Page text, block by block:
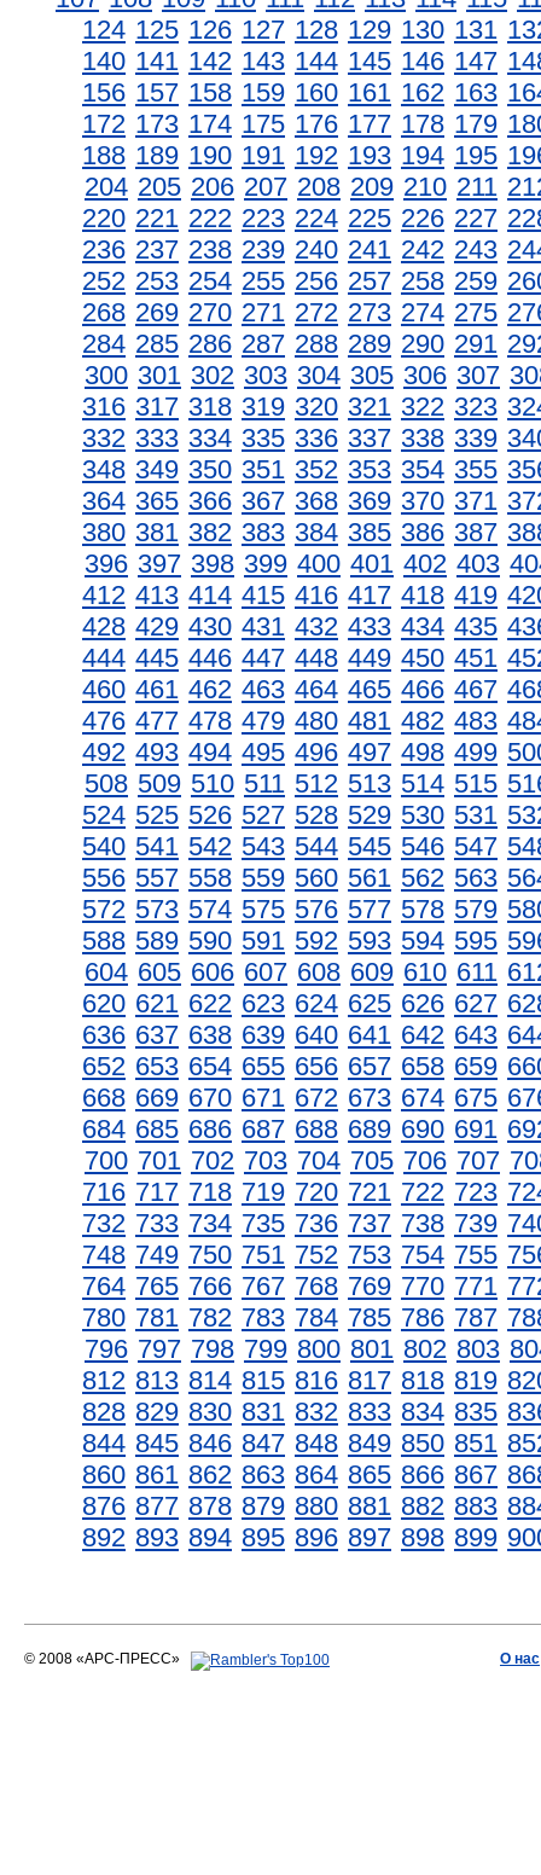
124 125 126 127 128 129 130 131
140 141 142 143 144 145 146 147
156 157 158 159 160 161 162 163
172 173 174 175 176 177 178 179
188 189 190 191 192 193 194 195
204 205 206 207 208 209 210 211
220 221 222 223 224 225 226 227
236 237 238 239 240 241 242 243
252 253 254 255 256 257 258 259
268 269 270 271 272 273 274 275
284 285 286 287 288 289 290 291
300 301 302 303 304 305 306 307
316 317 318 319 320 321 322 323
332 333 334 335 336 337 338 339
348 349 350 351 352 353 354 355
364 365 366 367 368 369 370 371
380 381 382 383 384 385 386 387
396 397 398 399 400 401 402 403
412 413 414 415 416 417 418 419
428 429 430 431 432 433 434 435
444 445 446 447 448 449 450 451
460 461 462 463 464 465 466 467
476 477 478 479 480 481 482 483
492 493 494 495 496 497 498 499
508 509 510 511 512 513 514 515
524 525 526 527 528 529 530 531
540 541 542 543 544 545 546 547
556 557 558 559 560 561 562 563
572 573 574 575 576 577 578 579
588 589 590 591 592 593 594 595
604 605 606 607 608 609 610 611
620 621 622 623 624 625 626 627
636 637 638 639 640 641 642 643
652 653 654 655 656 657 658 659
668 669 670 671 672 673 674 675
684 685 686 687 688 689 690 691
700 701 702 703 704 705 706 707
716 717 718 719 720 721 722 723
732 733 734 735 736 737 738 739
748 749 750 751 752 753 754 755
764 765 766 767 768 769 770 771
780 781 782 783 784 785 786 787
796 797 798 799 800 801 802 803
812 813 814 815 816 817 818 819
828 829 830 831 832 833 834 835
844 845 846 847 848 849 850 851
860 861 862 863 864 865 866 867
876 877 878 879 880 881 882 883
892 893 894 895 896 897 898 899
© 2008 «АРС-ПРЕСС» О нас